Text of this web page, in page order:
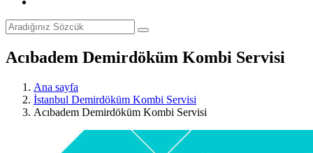
Acıbadem Demirdöküm Kombi Servisi
Ana sayfa
İstanbul Demirdöküm Kombi Servisi
Acıbadem Demirdöküm Kombi Servisi